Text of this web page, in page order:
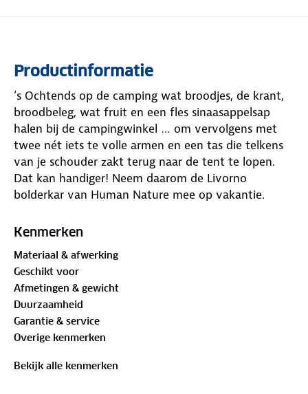
Productinformatie
’s Ochtends op de camping wat broodjes, de krant,
broodbeleg, wat fruit en een fles sinaasappelsap
halen bij de campingwinkel … om vervolgens met
twee nét iets te volle armen en een tas die telkens
van je schouder zakt terug naar de tent te lopen.
Dat kan handiger! Neem daarom de Livorno
bolderkar van Human Nature mee op vakantie.
De bolderkar heeft een stevige, losse, opvouwbare
voor het opbergen van bijvoorbeeld een drinkfles.
De stof bestaat uit gerecyclede PET-flessen. Na
gebruik vouw je hem snel op. Ook ideaal om spullen
in mee te nemen naar het strand.
Maak je Human Nature bolderkar compleet met de
tafeltop : perfect als vlakke ondergrond tijdens een
Kenmerken
Materiaal & afwerking
Geschikt voor
Afmetingen & gewicht
Duurzaamheid
Garantie & service
Overige kenmerken
Bekijk alle kenmerken